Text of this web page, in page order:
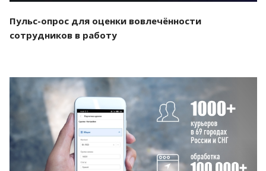
Пульс-опрос для оценки вовлечённости
сотрудников в работу